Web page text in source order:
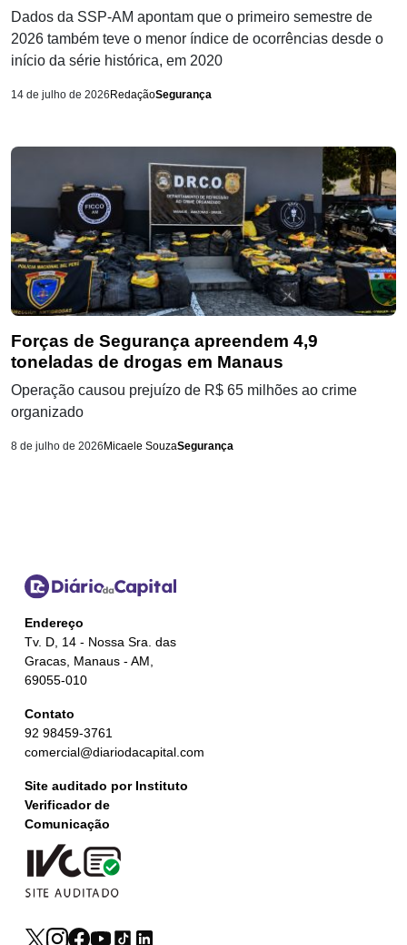
Dados da SSP-AM apontam que o primeiro semestre de
2026 também teve o menor índice de ocorrências desde o
início da série histórica, em 2020
14 de julho de 2026 RedaçãoSegurança
Forças de Segurança apreendem 4,9
toneladas de drogas em Manaus
Operação causou prejuízo de R$ 65 milhões ao crime
organizado
8 de julho de 2026 Micaele SouzaSegurança
Endereço
Tv. D, 14 - Nossa Sra. das
Gracas, Manaus - AM,
69055-010
Contato
92 98459-3761
comercial@diariodacapital.com
Site auditado por Instituto
Verificador de
Comunicação